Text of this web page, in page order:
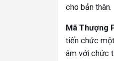
cho bản thân.
Mã Thượng
tiến chức
âm với chức